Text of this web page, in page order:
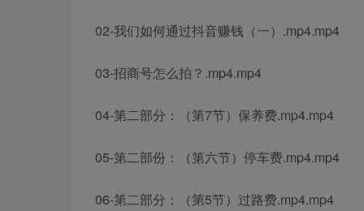
02-我们如何通过抖音赚钱（一）.mp4.mp4
03-招商号怎么拍？.mp4.mp4
04-第二部分：（第7节）保养费.mp4.mp4
05-第二部份：（第六节）停车费.mp4.mp4
06-第二部分：（第5节）过路费.mp4.mp4